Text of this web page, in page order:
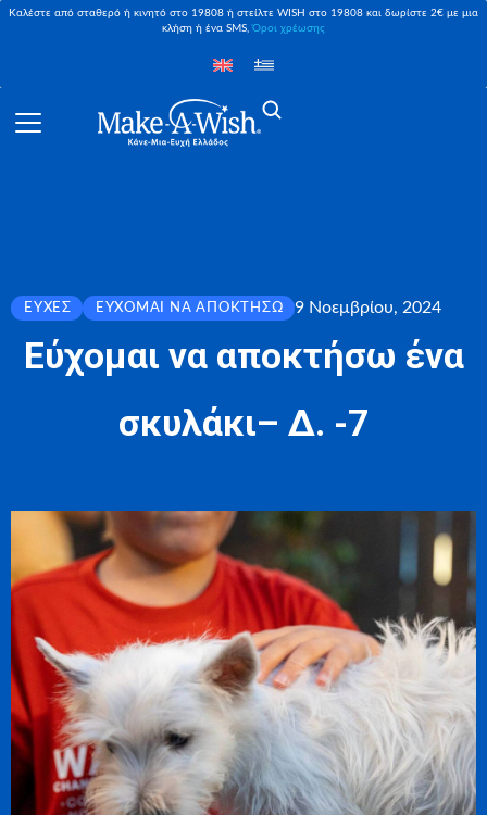
Καλέστε από σταθερό ή κινητό στο 19808 ή στείλτε WISH στο 19808 και δωρίστε 2€ με μια
κλήση ή ένα SMS,Όροι χρέωσης
ΕΥΧΈΣ ΕΎΧΟΜΑΙ ΝΑ ΑΠΟΚΤΉΣΩ 9 Νοεμβρίου, 2024
Εύχομαι να αποκτήσω ένα
σκυλάκι– Δ. -7